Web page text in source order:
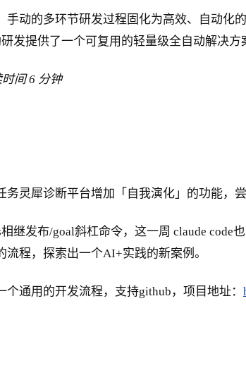
手动的多环节研发过程固化为高效、自动化
发提供了一个可复用的轻量级全自动解决方
间 6 分钟
务灵犀诊断平台增加「自我演化」的功能，
继发布/goal斜杠命令，这一周 claude
流程，探索出一个AI+实践的新案例。
通用的开发流程，支持github，项目地址：